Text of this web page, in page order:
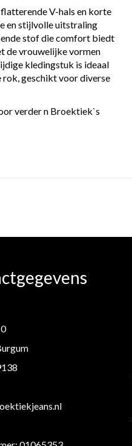
V-hals en korte
en stijlvolle uitstraling
stof die comfort biedt
de vrouwelijke vormen
kledingstuk is ideaal
rok, geschikt voor diverse
verder n Broektiek`s